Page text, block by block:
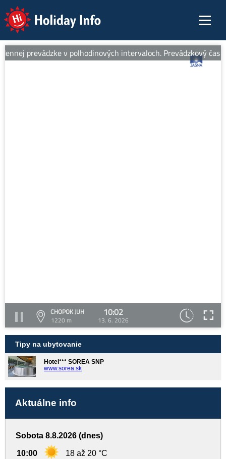
Holiday Info
prevádzke v polhodinových intervaloch. Prevádzkový čas
CHOPOK JUH
1220 m
10:02
13. 6. 2026
Tipy na ubytovanie
Hotel*** SOREA SNP
www.sorea.sk
Aktuálne info
Sobota 8.8.2026 (dnes)
10:00 18 až 20 °C